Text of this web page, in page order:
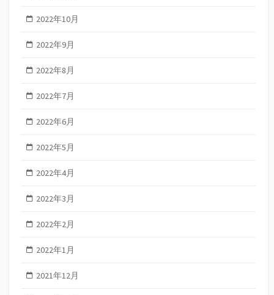
2022年10月
2022年9月
2022年8月
2022年7月
2022年6月
2022年5月
2022年4月
2022年3月
2022年2月
2022年1月
2021年12月